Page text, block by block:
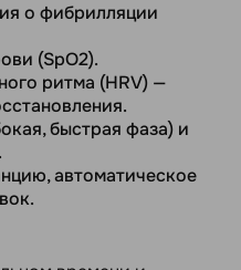
о фибрилляции
(SpO2).
ритма (HRV) —
быстрая фаза) и
автоматическое